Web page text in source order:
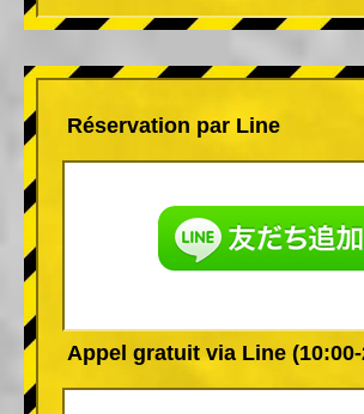
Réservation par Line
Appel gratuit via Line (10:00-